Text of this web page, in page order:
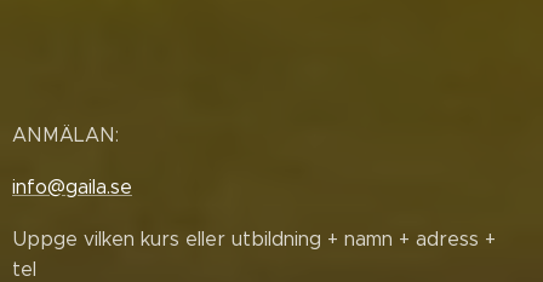
ANMÄLAN:
info@gaila.se
Uppge vilken kurs eller utbildning + namn + adress +
tel